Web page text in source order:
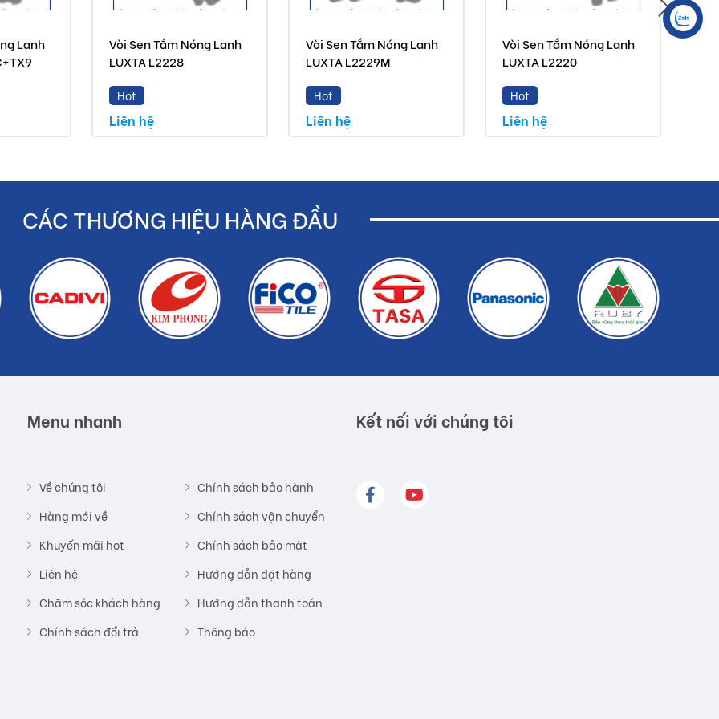
chính hãng
Lạnh
Vòi Sen Tắm Nóng Lạnh
LUXTA L2228
Hot
Liên hệ
Vòi Sen Tắm Nóng Lạnh
LUXTA L2229M
Hot
Liên hệ
Vòi Sen Tắm Nóng Lạnh
LUXTA L2220
Hot
Liên hệ
CÁC THƯƠNG HIỆU HÀNG ĐẦU
Menu nhanh
Về chúng tôi
Hàng mới về
Khuyến mãi hot
Liên hệ
Chăm sóc khách hàng
Chính sách đổi trả
Chính sách bảo hành
Chính sách vận chuyển
Chính sách bảo mật
Hướng dẫn đặt hàng
Hướng dẫn thanh toán
Thông báo
Kết nối với chúng tôi